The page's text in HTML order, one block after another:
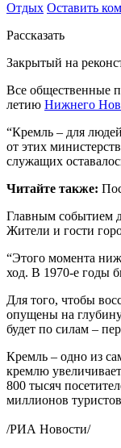
Отдых Оставить
Рассказать
Закрытый на
Все общественные
летию Нижнего
“Кремль – для
от этих
служащих
Читайте также:
Главным событием
Жители и гости
“Этого момента
ход. В 1970-е годы
Для того, чтобы
опущены на
будет по силам –
Кремль – одно из
кремлю
800 тысяч
миллионов
/РИА Новости/